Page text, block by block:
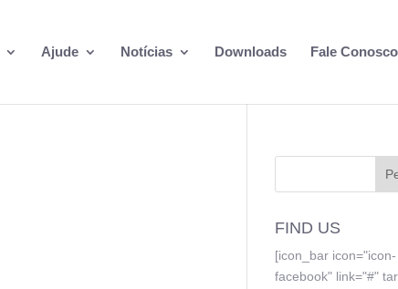
Ajude Notícias Downloads Fale Conosco
FIND US
[icon_bar icon="icon-
facebook" link="#"